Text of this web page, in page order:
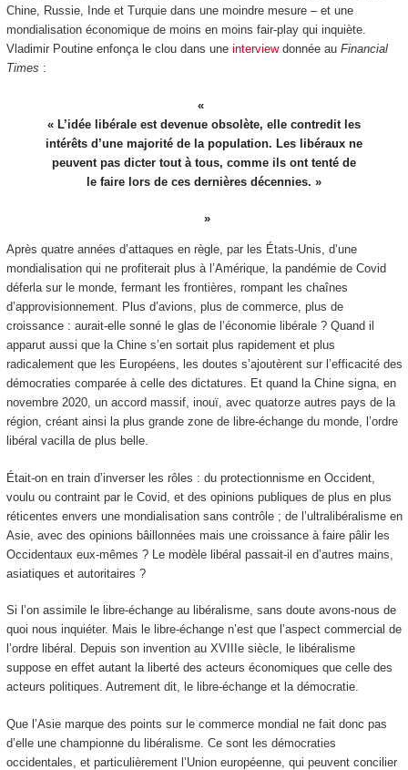
Chine, Russie, Inde et Turquie dans une moindre mesure – et une
mondialisation économique de moins en moins fair-play qui inquiète.
Vladimir Poutine enfonça le clou dans une interviewdonnée au Financial
Times :
« L’idée libérale est devenue obsolète, elle contredit les
intérêts d’une majorité de la population. Les libéraux ne
peuvent pas dicter tout à tous, comme ils ont tenté de
le faire lors de ces dernières décennies. »
Après quatre années d’attaques en règle, par les États-Unis, d’une
mondialisation qui ne profiterait plus à l’Amérique, la pandémie de Covid
déferla sur le monde, fermant les frontières, rompant les chaînes
d’approvisionnement. Plus d’avions, plus de commerce, plus de
croissance : aurait-elle sonné le glas de l’économie libérale ? Quand il
apparut aussi que la Chine s’en sortait plus rapidement et plus
radicalement que les Européens, les doutes s’ajoutèrent sur l’efficacité des
démocraties comparée à celle des dictatures. Et quand la Chine signa, en
novembre 2020, un accord massif, inouï, avec quatorze autres pays de la
région, créant ainsi la plus grande zone de libre-échange du monde, l’ordre
libéral vacilla de plus belle.
Était-on en train d’inverser les rôles : du protectionnisme en Occident,
voulu ou contraint par le Covid, et des opinions publiques de plus en plus
réticentes envers une mondialisation sans contrôle ; de l’ultralibéralisme en
Asie, avec des opinions bâillonnées mais une croissance à faire pâlir les
Occidentaux eux-mêmes ? Le modèle libéral passait-il en d’autres mains,
asiatiques et autoritaires ?
Si l’on assimile le libre-échange au libéralisme, sans doute avons-nous de
quoi nous inquiéter. Mais le libre-échange n’est que l’aspect commercial de
l’ordre libéral. Depuis son invention au XVIII esiècle, le libéralisme
suppose en effet autant la liberté des acteurs économiques que celle des
acteurs politiques. Autrement dit, le libre-échange et la démocratie.
Que l’Asie marque des points sur le commerce mondial ne fait donc pas
d’elle une championne du libéralisme. Ce sont les démocraties
occidentales, et particulièrement l’Union européenne, qui peuvent concilier